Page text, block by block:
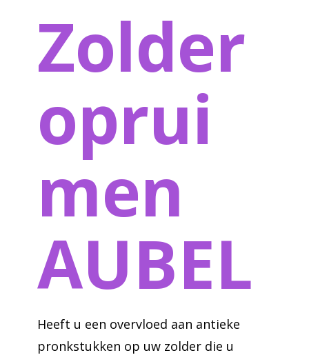
Zolder
oprui
men
AUBEL
Heeft u een overvloed aan antieke
pronkstukken op uw zolder die u